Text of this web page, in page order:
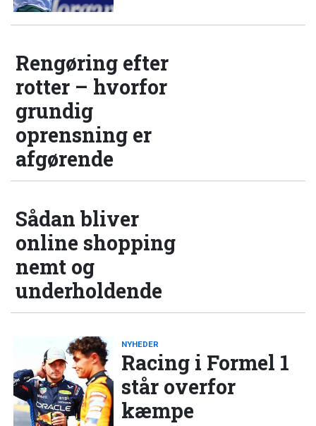
Rengøring efter
rotter – hvorfor
grundig
oprensning er
afgørende
Sådan bliver
online shopping
nemt og
underholdende
NYHEDER
Racing i Formel 1
står overfor
kæmpe